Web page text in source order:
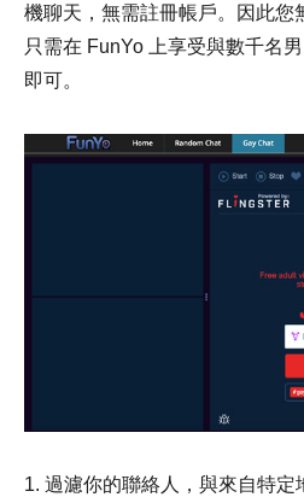
機聊天，無需註冊帳戶。因此您
只需在 FunYo 上享受與數千名
即可。
1. 過濾你的聯絡人，與來自特定